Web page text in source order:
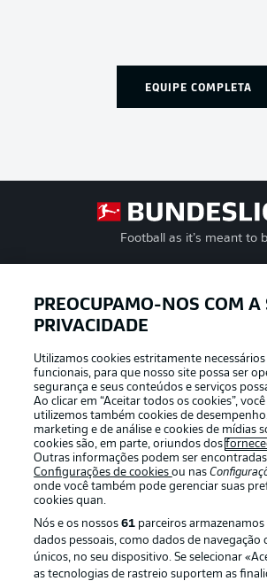
EQUIPE COMPLETA
Football as it’s meant to
APLICATIVO DA BUNDESLIGA
Oferecido por
PREOCUPAMO-NOS COM A
PRIVACIDADE
Utilizamos cookies estritamente necessários
funcionais, para que nosso site possa ser
segurança e seus conteúdos e serviços
Ao clicar em “Aceitar todos os cookies”,
utilizemos também cookies de
marketing e de análise e cookies de mídias
cookies são, em parte, oriundos dos
Outras informações podem ser
Configurações de cookiesou nas
onde você também pode gerenciar suas
cookies quan.
Nós e os nossos61 parceiros armazenamos
dados pessoais, como dados de
únicos, no seu dispositivo. Se selecionar
as tecnologias de rastreio suportem as